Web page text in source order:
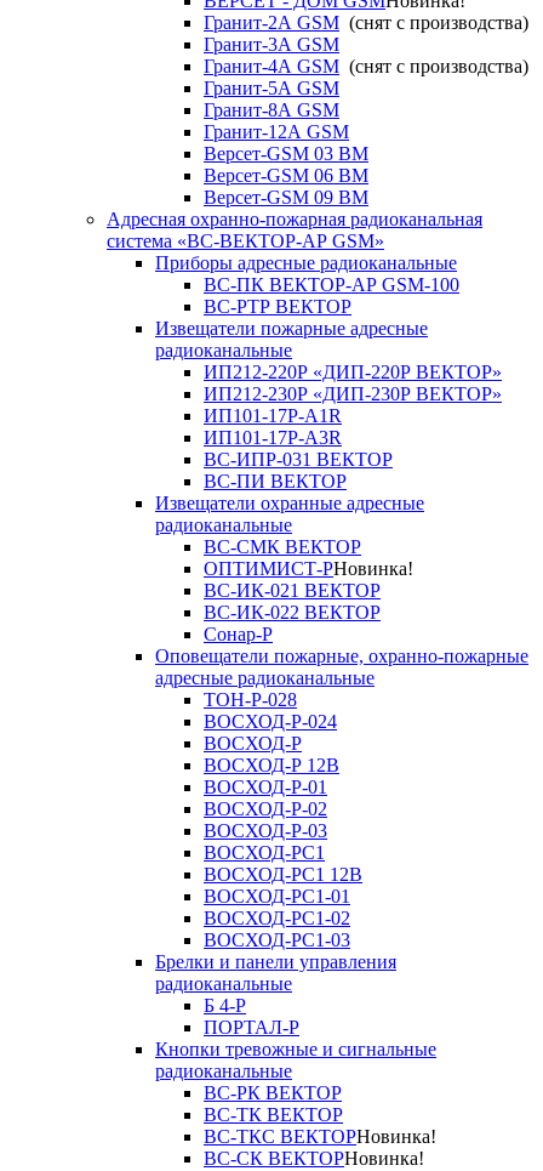
Гранит-2А GSM (снят с производства)
Гранит-3А GSM
Гранит-4А GSM (снят с производства)
Гранит-5А GSM
Гранит-8А GSM
Гранит-12А GSM
Версет-GSM 03 ВМ
Версет-GSM 06 ВМ
Версет-GSM 09 ВМ
Адресная охранно-пожарная радиоканальная
система «ВС-ВЕКТОР-АР GSM»
Приборы адресные радиоканальные
ВС-ПК ВЕКТОР-АР GSM-100
ВС-РТР ВЕКТОР
Извещатели пожарные адресные
радиоканальные
ИП212-220Р «ДИП-220Р ВЕКТОР»
ИП212-230Р «ДИП-230Р ВЕКТОР»
ИП101-17Р-A1R
ИП101-17Р-A3R
ВС-ИПР-031 ВЕКТОР
ВС-ПИ ВЕКТОР
Извещатели охранные адресные
радиоканальные
ВС-СМК ВЕКТОР
ОПТИМИСТ-РНовинка!
ВС-ИК-021 ВЕКТОР
ВС-ИК-022 ВЕКТОР
Сонар-Р
Оповещатели пожарные, охранно-пожарные
адресные радиоканальные
ТОН-Р-028
ВОСХОД-Р-024
ВОСХОД-Р
ВОСХОД-Р 12В
ВОСХОД-Р-01
ВОСХОД-Р-02
ВОСХОД-Р-03
ВОСХОД-РС1
ВОСХОД-РС1 12В
ВОСХОД-РС1-01
ВОСХОД-РС1-02
ВОСХОД-РС1-03
Брелки и панели управления
радиоканальные
Б 4-Р
ПОРТАЛ-Р
Кнопки тревожные и сигнальные
радиоканальные
ВС-РК ВЕКТОР
ВС-ТК ВЕКТОР
ВС-ТКС ВЕКТОРНовинка!
ВС-СК ВЕКТОРНовинка!